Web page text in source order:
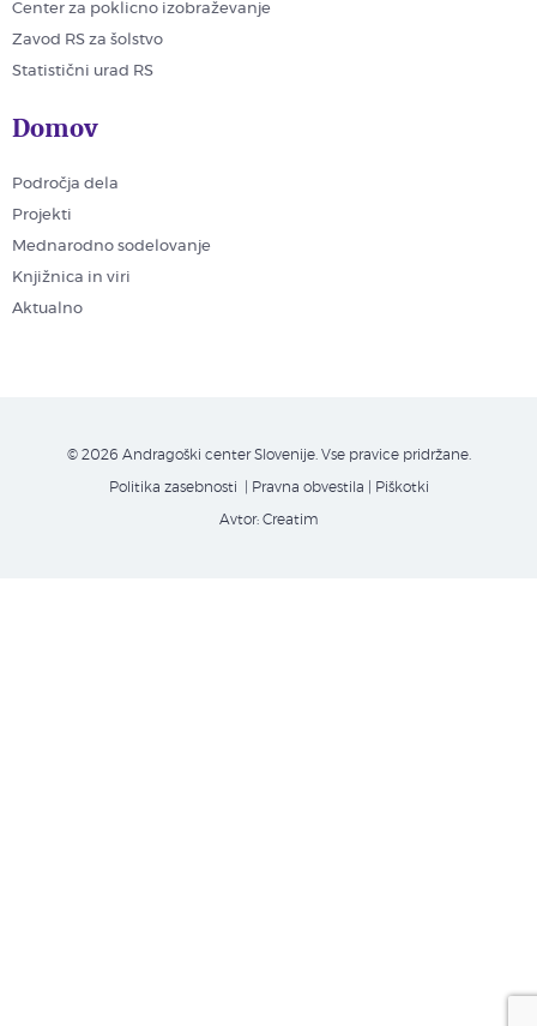
Center za poklicno izobraževanje
Zavod RS za šolstvo
Statistični urad RS
Domov
Področja dela
Projekti
Mednarodno sodelovanje
Knjižnica in viri
Aktualno
© 2026 Andragoški center Slovenije. Vse pravice pridržane.
Politika zasebnosti | Pravna obvestila Piškotki
Avtor: Creatim